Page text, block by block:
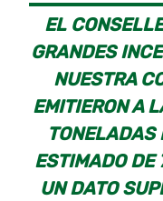
EL
GRANDES
NUESTRA
EMITIERON A
TONELADAS
ESTIMADO DE
UN DATO